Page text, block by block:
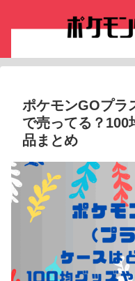
ポケモンGOプラ
で売ってる？100
品まとめ